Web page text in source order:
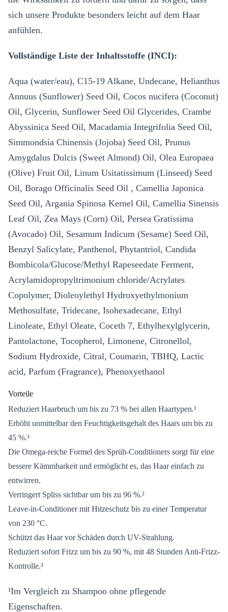
sich unsere Produkte besonders leicht auf dem Haar
anfühlen.
Vollständige Liste der Inhaltsstoffe (INCI):
Aqua (water/eau), C15-19 Alkane, Undecane, Helianthus
Annuus (Sunflower) Seed Oil, Cocos nucifera (Coconut)
Oil, Glycerin, Sunflower Seed Oil Glycerides, Crambe
Abyssinica Seed Oil, Macadamia Integrifolia Seed Oil,
Simmondsia Chinensis (Jojoba) Seed Oil, Prunus
Amygdalus Dulcis (Sweet Almond) Oil, Olea Europaea
(Olive) Fruit Oil, Linum Usitatissimum (Linseed) Seed
Oil, Borago Officinalis Seed Oil , Camellia Japonica
Seed Oil, Argania Spinosa Kernel Oil, Camellia Sinensis
Leaf Oil, Zea Mays (Corn) Oil, Persea Gratissima
(Avocado) Oil, Sesamum Indicum (Sesame) Seed Oil,
Benzyl Salicylate, Panthenol, Phytantriol, Candida
Bombicola/Glucose/Methyl Rapeseedate Ferment,
Acrylamidopropyltrimonium chloride/Acrylates
Copolymer, Dioleoylethyl Hydroxyethylmonium
Methosulfate, Tridecane, Isohexadecane, Ethyl
Linoleate, Ethyl Oleate, Coceth 7, Ethylhexylglycerin,
Pantolactone, Tocopherol, Limonene, Citronellol,
Sodium Hydroxide, Citral, Coumarin, TBHQ, Lactic
acid, Parfum (Fragrance), Phenoxyethanol
Vorteile
Reduziert Haarbruch um bis zu 73 % bei allen Haartypen.¹
Erhöht unmittelbar den Feuchtigkeitsgehalt des Haars um bis zu
45 %.³
Die Omega-reiche Formel des Sprüh-Conditioners sorgt für eine
bessere Kämmbarkeit und ermöglicht es, das Haar einfach zu
entwirren.
Verringert Spliss sichtbar um bis zu 96 %.²
Leave-in-Conditioner mit Hitzeschutz bis zu einer Temperatur
von 230 °C.
Schützt das Haar vor Schäden durch UV-Strahlung.
Reduziert sofort Frizz um bis zu 90 %, mit 48 Stunden Anti-Frizz-
Kontrolle.³
¹Im Vergleich zu Shampoo ohne pflegende
Eigenschaften.